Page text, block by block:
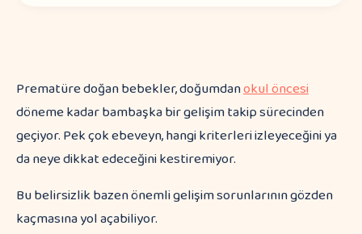
Prematüre doğan bebekler, doğumdanokul öncesi
döneme kadar bambaşka bir gelişim takip sürecinden
geçiyor. Pek çok ebeveyn, hangi kriterleri izleyeceğini ya
da neye dikkat edeceğini kestiremiyor.
Bu belirsizlik bazen önemli gelişim sorunlarının gözden
kaçmasına yol açabiliyor.